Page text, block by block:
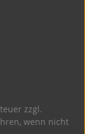
zzgl.
wenn nicht